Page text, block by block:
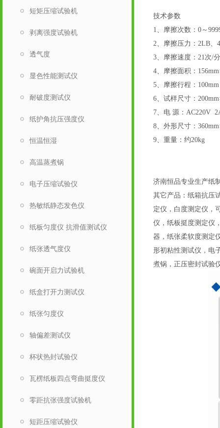
技术参数
1、摩擦次数：0～
2、摩擦压力：2LB、
3、摩擦速度：21次/
4、摩擦面积：
5、摩擦行程：100mm
6、试样尺寸：
7、电 源：AC220V
8、外形尺寸：
9、重量：约20kg
济南恒品专业生产纸
其它产品：纸箱抗压
定仪，白度测定仪，
仪，纸板挺度测定仪
器，纸张柔软度测定
形初粘性测试仪，电
煮锅，正压密封试验
短矩压缩试验机
剥离强度试验机
透气度
显色性能测试仪
耐破度测试仪
纸护角抗压强度仪
恒温恒湿
高温蒸煮锅
电子压缩试验仪
热敏纸静态发色仪
纸板匀度仪 抗滑值测试仪
纸张透气度仪
碗面开启力试验机
纸盒打开力测试仪
纸张匀度仪
轴偏差测试仪
杯状热封试验仪
瓦楞纸板四点弯曲挺度仪
零距抗张强度试验机
短距压缩试验仪